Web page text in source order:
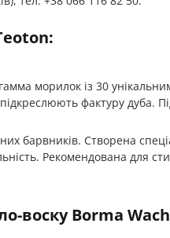
морилок із 30
фактуру дуба.
барвників. Створена
Рекомендована для
воску Borma